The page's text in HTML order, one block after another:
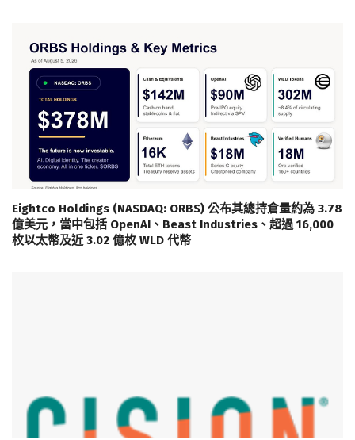
Eightco Holdings (NASDAQ: ORBS) 公布其總持倉量約為 3.78
億美元，當中包括 OpenAI、Beast Industries、超過 16,000
枚以太幣及近 3.02 億枚 WLD 代幣